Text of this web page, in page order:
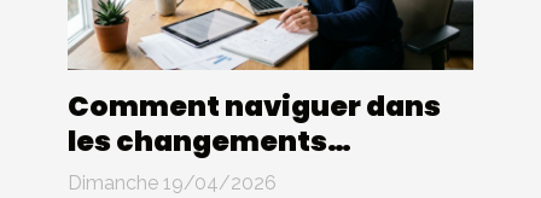
Comment naviguer dans
les changements
législatifs du télétravail ?
Dimanche 19/04/2026